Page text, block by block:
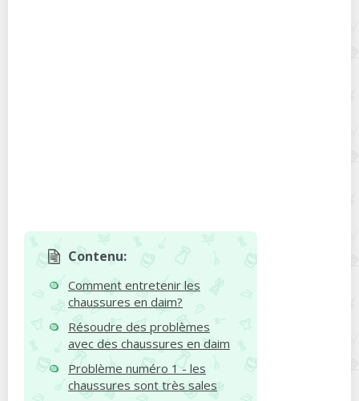
Contenu:
Comment entretenir les
chaussures en daim?
Résoudre des problèmes
avec des chaussures en daim
Problème numéro 1 - les
chaussures sont très sales